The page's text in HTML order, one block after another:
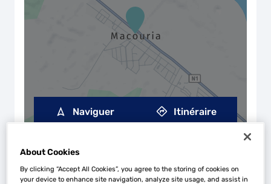
Lundi 08:30 - 12:0014:00 - 18:00
Naviguer Itinéraire
About Cookies
By clicking “Accept All Cookies”, you agree to the storing of cookies on
your device to enhance site navigation, analyze site usage, and assist in